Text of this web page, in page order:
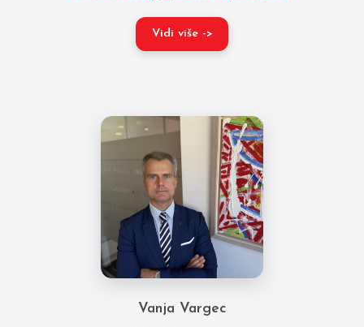
Vidi više ->
Vanja Vargec